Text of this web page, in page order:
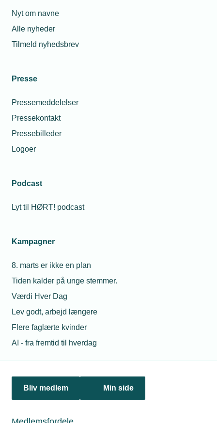
Nyt om navne
Alle nyheder
Tilmeld nyhedsbrev
Presse
Pressemeddelelser
Pressekontakt
Pressebilleder
Logoer
Podcast
Lyt til HØRT! podcast
Kampagner
8. marts er ikke en plan
Tiden kalder på unge stemmer.
Værdi Hver Dag
Lev godt, arbejd længere
Flere faglærte kvinder
AI - fra fremtid til hverdag
Bliv medlem Min side
Politik & analyse
jura@tekniq.dk
tekniq@tekniq.dk